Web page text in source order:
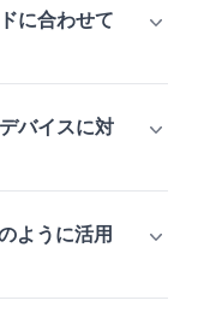
に合わせて
バイスに対
ように活用